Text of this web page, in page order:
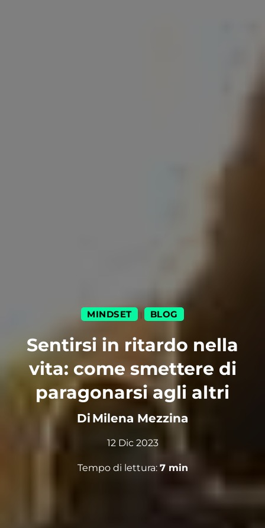
MINDSET | BLOG
Sentirsi in ritardo nella
vita: come smettere di
paragonarsi agli altri
Di Milena Mezzina
12 Dic 2023
Tempo di lettura: 7min